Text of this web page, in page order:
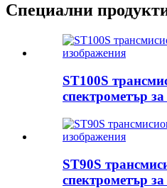
Специални
ST100S
спектрометър
ST90S
спектрометър